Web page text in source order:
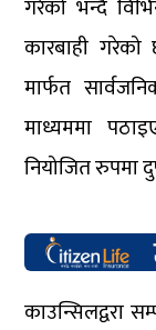
गरेको भन्दै
कारबाही
मार्फत
माध्यममा
नियोजित रुपमा
काउन्सिलद्वरा